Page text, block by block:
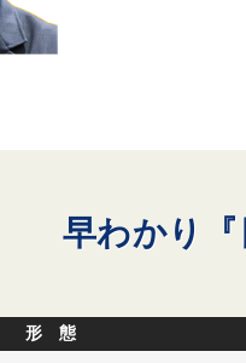
早わかり
形 態